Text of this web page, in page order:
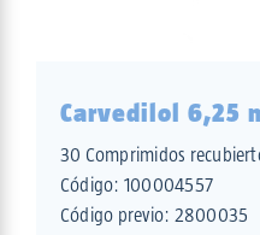
Carvedilol 6,25
30 Comprimidos
Código: 100004557
Código previo: 2800035